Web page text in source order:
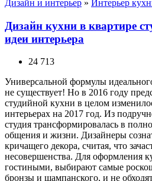
Дизайн и интерьер » Интерьер
Дизайн кухни в квартире
идеи интерьера
24 713
Универсальной формулы
не существует! Но в 2016 году
студийной кухни в целом
интерьерах на 2017 год. Из
студия трансформировалась в
общения и жизни. Дизайнеры
кричащего декора, считая, что
несовершенства. Для оформления
гостиными, выбирают самые
бронзы и шампанского, и не